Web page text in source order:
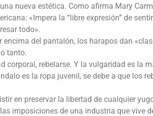
nueva estética. Como afirma Mary
«Impera la “libre expresión” de
todo».
del pantalón, los harapos dan
tanto.
corporal, rebelarse. Y la vulgaridad es la
es la ropa juvenil, se debe a que los
en preservar la libertad de cualquier
imposiciones de una industria que vive